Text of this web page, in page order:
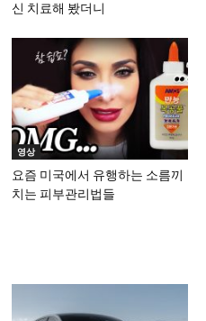
신 치료해 봤더니
영상
요즘 미국에서 유행하는 소름끼
치는 피부관리법들